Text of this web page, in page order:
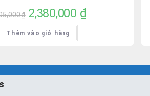
₫
Giá
gốc
là:
4,105,000 ₫.
2,380,000 ₫Giá
Thêm vào giỏ hàng